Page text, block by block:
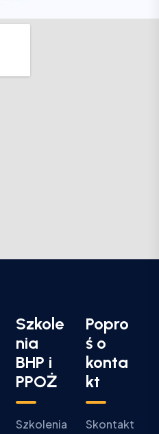
Szkole
nia
BHP i
PPOŻ
Szkolenia
Popro
ś o
konta
kt
Skontakt